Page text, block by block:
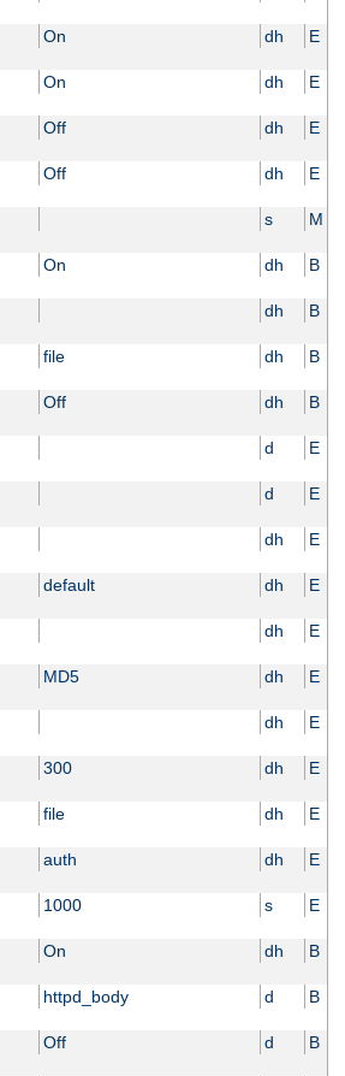
On dh E
On dh E
Off dh E
Off dh E
s M
On dh B
dh B
file dh B
Off dh B
d E
d E
dh E
default dh E
dh E
MD5 dh E
dh E
300 dh E
file dh E
auth dh E
1000 s E
On dh B
httpd_body d B
Off d B